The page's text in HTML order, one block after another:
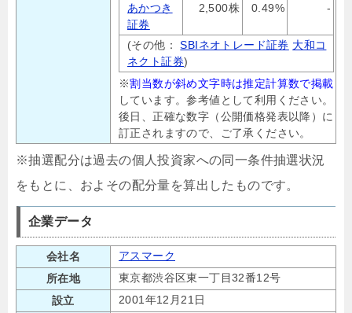
あかつき
証券
2,500株 0.49% -
(その他：SBIネオトレード証券 大和コ
ネクト証券)
※割当数が斜め文字時は推定計算数で掲載
しています。参考値として利用ください。
後日、正確な数字（公開価格発表以降）に
訂正されますので、ご了承ください。
※抽選配分は過去の個人投資家への同一条件抽選状況
をもとに、およその配分量を算出したものです。
企業データ
会社名
アスマーク
所在地
東京都渋谷区東一丁目32番12号
設立
2001年12月21日